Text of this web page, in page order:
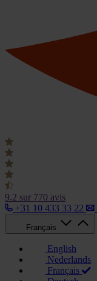
9.2 sur 770 avis
+31 10 433 33 22
Français
English
Nederlands
Français